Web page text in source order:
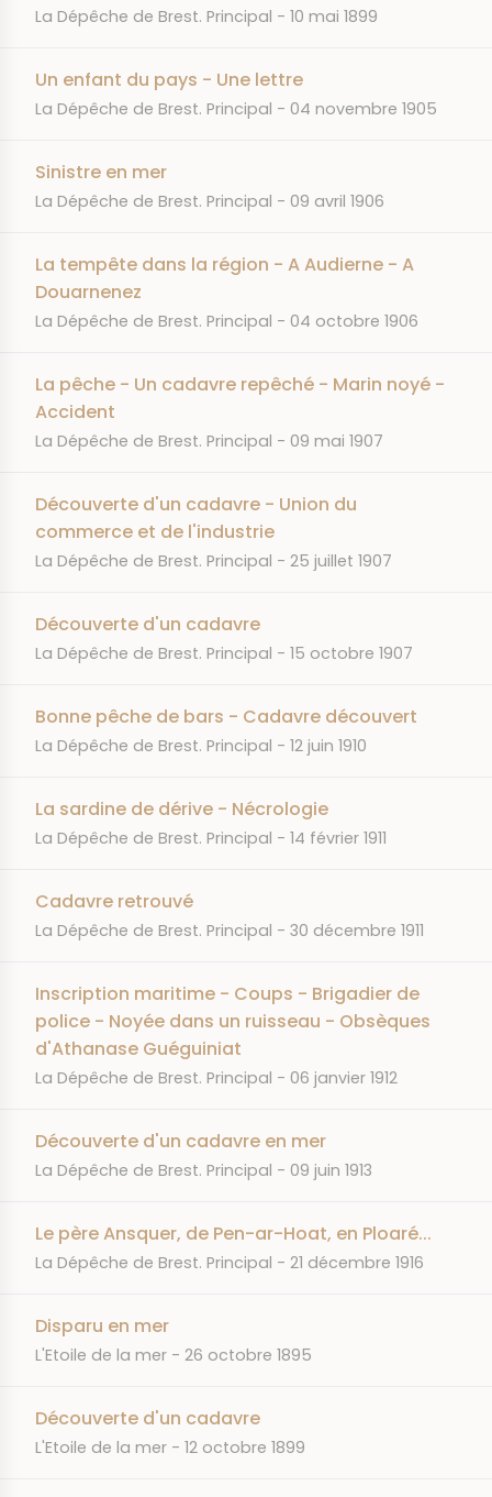
JOURNAL
La Dépêche de Brest. Principal DATE
10 mai 1899
Un enfant du pays - Une lettre
JOURNAL
La Dépêche de Brest. Principal DATE
04 novembre 1905
Sinistre en mer
JOURNAL
La Dépêche de Brest. Principal DATE
09 avril 1906
La tempête dans la région - A Audierne - A
Douarnenez
JOURNAL
La Dépêche de Brest. Principal DATE
04 octobre 1906
La pêche - Un cadavre repêché - Marin noyé -
Accident
JOURNAL
La Dépêche de Brest. Principal DATE
09 mai 1907
Découverte d'un cadavre - Union du
commerce et de l'industrie
JOURNAL
La Dépêche de Brest. Principal DATE
25 juillet 1907
Découverte d'un cadavre
JOURNAL
La Dépêche de Brest. Principal DATE
15 octobre 1907
Bonne pêche de bars - Cadavre découvert
JOURNAL
La Dépêche de Brest. Principal DATE
12 juin 1910
La sardine de dérive - Nécrologie
JOURNAL
La Dépêche de Brest. Principal DATE
14 février 1911
Cadavre retrouvé
JOURNAL
La Dépêche de Brest. Principal DATE
30 décembre 1911
Inscription maritime - Coups - Brigadier de
police - Noyée dans un ruisseau - Obsèques
d'Athanase Guéguiniat
JOURNAL
La Dépêche de Brest. Principal DATE
06 janvier 1912
Découverte d'un cadavre en mer
JOURNAL
La Dépêche de Brest. Principal DATE
09 juin 1913
Le père Ansquer, de Pen-ar-Hoat, en Ploaré...
JOURNAL
La Dépêche de Brest. Principal DATE
21 décembre 1916
Disparu en mer
JOURNAL
L'Etoile de la mer DATE
26 octobre 1895
Découverte d'un cadavre
JOURNAL
L'Etoile de la mer DATE
12 octobre 1899